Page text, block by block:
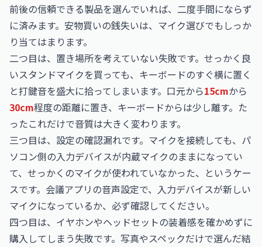
前後の信頼できる製品を選んでいれば、二度手間にならず
に済みます。安物買いの銭失いは、マイク選びでもしっか
り当てはまります。
二つ目は、置き場所を考えていない失敗です。せっかく良
いスタンドマイクを買っても、キーボードのすぐ横に置く
と打鍵音を盛大に拾ってしまいます。口元から15cmから
30cm程度の距離に置き、キーボードからは少し離す。た
ったこれだけで音質は大きく変わります。
三つ目は、設定の確認漏れです。マイクを接続しても、パ
ソコン側の入力デバイスが内蔵マイクのままになってい
て、せっかくのマイクが使われていなかった、というケー
スです。会議アプリの音声設定で、入力デバイスが新しい
マイクになっているか、必ず確認してください。
四つ目は、イヤホンやヘッドセットの装着感を確かめずに
購入してしまう失敗です。写真やスペックだけで選んだ結